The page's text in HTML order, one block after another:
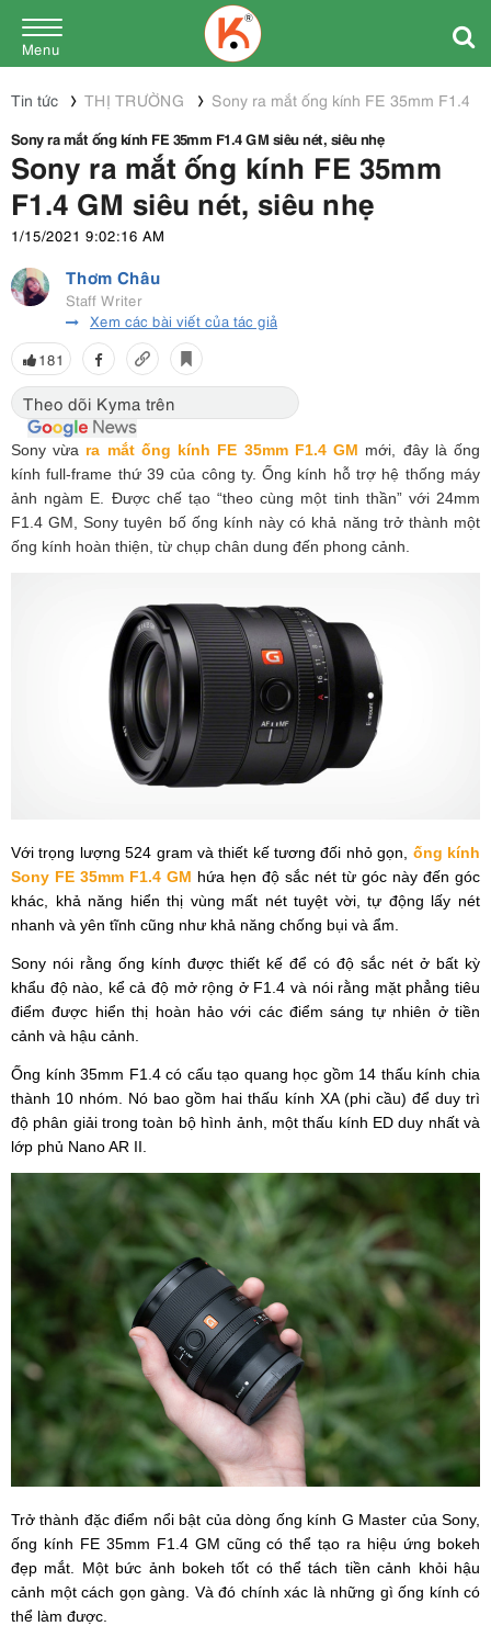
Menu
Tin tức THỊ TRƯỜNG
Sony ra mắt ống kính FE 35mm F1.4
Sony ra mắt ống kính FE 35mm F1.4 GM siêu nét, siêu nhẹ
Sony ra mắt ống kính FE 35mm
F1.4 GM siêu nét, siêu nhẹ
1/15/2021 9:02:16 AM
Thơm Châu
Staff Writer
Xem các bài viết của tác giả
181
Theo dõi Kyma trên
Sony vừa ra mắt ống kính FE 35mm F1.4 GM mới, đây là ống
kính full-frame thứ 39 của công ty. Ống kính hỗ trợ hệ thống máy
ảnh ngàm E. Được chế tạo “theo cùng một tinh thần” với 24mm
F1.4 GM, Sony tuyên bố ống kính này có khả năng trở thành một
ống kính hoàn thiện, từ chụp chân dung đến phong cảnh.
Với trọng lượng 524 gram và thiết kế tương đối nhỏ gọn, ống kính
Sony FE 35mm F1.4 GM hứa hẹn độ sắc nét từ góc này đến góc
khác, khả năng hiển thị vùng mất nét tuyệt vời, tự động lấy nét
nhanh và yên tĩnh cũng như khả năng chống bụi và ẩm.
Sony nói rằng ống kính được thiết kế để có độ sắc nét ở bất kỳ
khẩu độ nào, kể cả độ mở rộng ở F1.4 và nói rằng mặt phẳng tiêu
điểm được hiển thị hoàn hảo với các điểm sáng tự nhiên ở tiền
cảnh và hậu cảnh.
Ống kính 35mm F1.4 có cấu tạo quang học gồm 14 thấu kính chia
thành 10 nhóm. Nó bao gồm hai thấu kính XA (phi cầu) để duy trì
độ phân giải trong toàn bộ hình ảnh, một thấu kính ED duy nhất và
lớp phủ Nano AR II.
Trở thành đặc điểm nổi bật của dòng ống kính G Master của Sony,
ống kính FE 35mm F1.4 GM cũng có thể tạo ra hiệu ứng bokeh
đẹp mắt. Một bức ảnh bokeh tốt có thể tách tiền cảnh khỏi hậu
cảnh một cách gọn gàng. Và đó chính xác là những gì ống kính có
thể làm được.